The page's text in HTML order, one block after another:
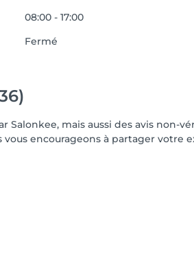
08:00 - 17:00
Fermé
Salonkee, mais aussi des avis
vous encourageons à partager